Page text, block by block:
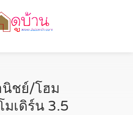
ชย์/โฮม
เดิร์น 3.5